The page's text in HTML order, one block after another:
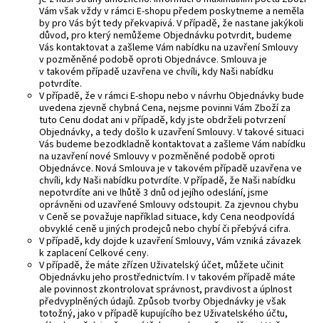
Vám však vždy v rámci E-shopu předem poskytneme a neměla
by pro Vás být tedy překvapivá. V případě, že nastane jakýkoli
důvod, pro který nemůžeme Objednávku potvrdit, budeme
Vás kontaktovat a zašleme Vám nabídku na uzavření Smlouvy
v pozměněné podobě oproti Objednávce. Smlouva je
v takovém případě uzavřena ve chvíli, kdy Naši nabídku
potvrdíte.
V případě, že v rámci E-shopu nebo v návrhu Objednávky bude
uvedena zjevně chybná Cena, nejsme povinni Vám Zboží za
tuto Cenu dodat ani v případě, kdy jste obdrželi potvrzení
Objednávky, a tedy došlo k uzavření Smlouvy. V takové situaci
Vás budeme bezodkladně kontaktovat a zašleme Vám nabídku
na uzavření nové Smlouvy v pozměněné podobě oproti
Objednávce. Nová Smlouva je v takovém případě uzavřena ve
chvíli, kdy Naši nabídku potvrdíte. V případě, že Naši nabídku
nepotvrdíte ani ve lhůtě 3 dnů od jejího odeslání, jsme
oprávněni od uzavřené Smlouvy odstoupit. Za zjevnou chybu
v Ceně se považuje například situace, kdy Cena neodpovídá
obvyklé ceně u jiných prodejců nebo chybí či přebývá cifra.
V případě, kdy dojde k uzavření Smlouvy, Vám vzniká závazek
k zaplacení Celkové ceny.
V případě, že máte zřízen Uživatelský účet, můžete učinit
Objednávku jeho prostřednictvím. I v takovém případě máte
ale povinnost zkontrolovat správnost, pravdivost a úplnost
předvyplněných údajů. Způsob tvorby Objednávky je však
totožný, jako v případě kupujícího bez Uživatelského účtu,